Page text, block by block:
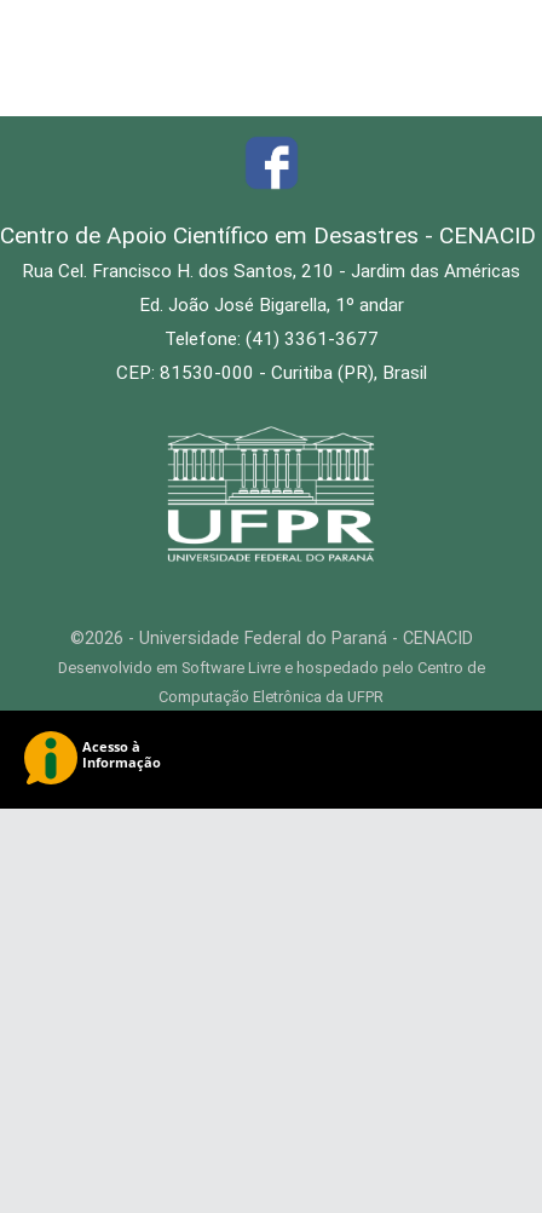
Centro de Apoio Científico em Desastres - CENACID
Rua Cel. Francisco H. dos Santos, 210 - Jardim das Américas
Ed. João José Bigarella, 1º andar
Telefone: (41) 3361-3677
CEP: 81530-000 - Curitiba (PR), Brasil
©2026 - Universidade Federal do Paraná - CENACID
Desenvolvido em Software Livre e hospedado pelo Centro de
Computação Eletrônica da UFPR